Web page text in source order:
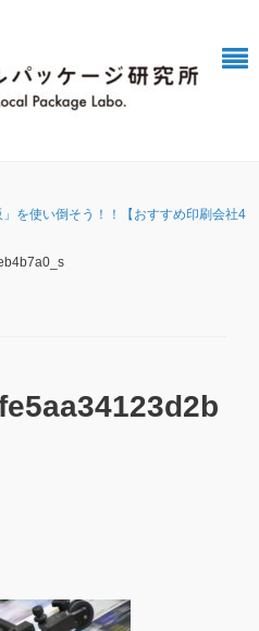
を使い倒そう！！【おすすめ印刷会社4